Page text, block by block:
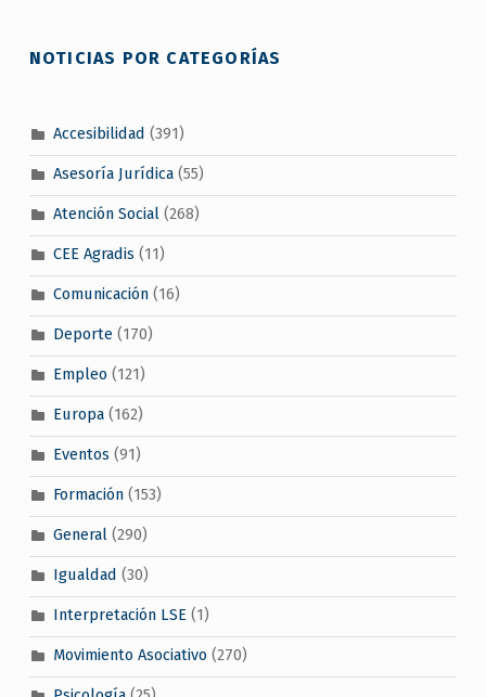
NOTICIAS POR CATEGORÍAS
Accesibilidad (391)
Asesoría Jurídica(55)
Atención Social(268)
CEE Agradis (11)
Comunicación(16)
Deporte(170)
Empleo (121)
Europa(162)
Eventos (91)
Formación(153)
General(290)
Igualdad (30)
Interpretación LSE(1)
Movimiento Asociativo (270)